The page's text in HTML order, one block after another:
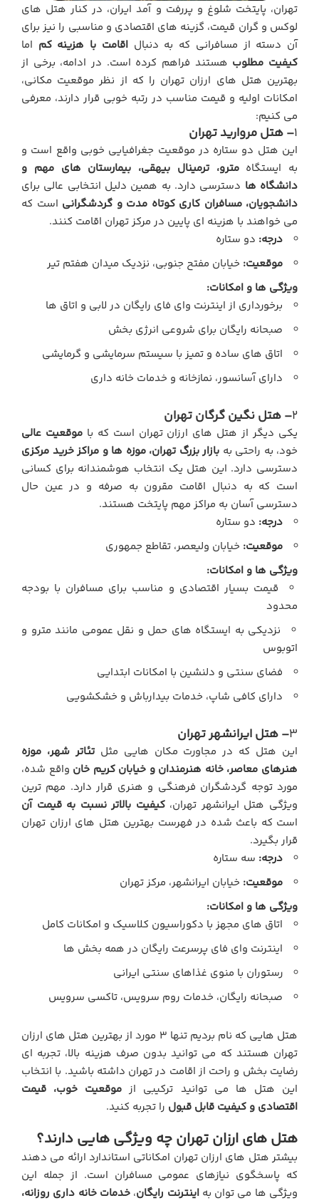
تهران، پایتخت شلوغ و پررفت و آمد ایران، در کنار هتل های
لوکس و گران قیمت، گزینه های اقتصادی و مناسبی را نیز برای
آن دسته از مسافرانی که به دنبالاقامت با هزینه کم اما
کیفیت مطلوب هستند فراهم کرده است. در ادامه، برخی از
بهترین هتل های ارزان تهران را که از نظر موقعیت مکانی،
امکانات اولیه و قیمت مناسب در رتبه خوبی قرار دارند، معرفی
می کنیم:
1– هتل مروارید تهران
این هتل دو ستاره در موقعیت جغرافیایی خوبی واقع است و
به ایستگاهمترو، ترمینال بیهقی، بیمارستان های مهم و
دانشگاه ها دسترسی دارد. به همین دلیل انتخابی عالی برای
دانشجویان، مسافران کاری کوتاه مدت و گردشگرانی است که
می خواهند با هزینه ای پایین در مرکز تهران اقامت کنند.
درجه: دو ستاره
موقعیت: خیابان مفتح جنوبی، نزدیک میدان هفتم تیر
ویژگی ها و امکانات:
برخورداری از اینترنت وای فای رایگان در لابی و اتاق ها
صبحانه رایگان برای شروعی انرژی بخش
اتاق های ساده و تمیز با سیستم سرمایشی و گرمایشی
دارای آسانسور، نمازخانه و خدمات خانه داری
2– هتل نگین گرگان تهران
یکی دیگر از هتل های ارزان تهران است که باموقعیت عالی
خود، به راحتی به بازار بزرگ تهران، موزه ها و مراکز خرید مرکزی
دسترسی دارد. این هتل یک انتخاب هوشمندانه برای کسانی
است که به دنبال اقامت مقرون به صرفه و در عین حال
دسترسی آسان به مراکز مهم پایتخت هستند.
درجه: دو ستاره
موقعیت: خیابان ولیعصر، تقاطع جمهوری
ویژگی ها و امکانات:
قیمت بسیار اقتصادی و مناسب برای مسافران با بودجه
محدود
نزدیکی به ایستگاه های حمل و نقل عمومی مانند مترو و
اتوبوس
فضای سنتی و دلنشین با امکانات ابتدایی
دارای کافی شاپ، خدمات بیدارباش و خشکشویی
3– هتل ایرانشهر تهران
این هتل که در مجاورت مکان هایی مثلتئاتر شهر، موزه
هنرهای معاصر، خانه هنرمندان و خیابان کریم خان واقع شده،
مورد توجه گردشگران فرهنگی و هنری قرار دارد. مهم ترین
ویژگی هتل ایرانشهر تهران،کیفیت بالاتر نسبت به قیمت آن
است که باعث شده در فهرست بهترین هتل های ارزان تهران
قرار بگیرد.
درجه: سه ستاره
موقعیت: خیابان ایرانشهر، مرکز تهران
ویژگی ها و امکانات:
اتاق های مجهز با دکوراسیون کلاسیک و امکانات کامل
اینترنت وای فای پرسرعت رایگان در همه بخش ها
رستوران با منوی غذاهای سنتی ایرانی
صبحانه رایگان، خدمات روم سرویس، تاکسی سرویس
هتل هایی که نام بردیم تنها 3 مورد از بهترین هتل های ارزان
تهران هستند که می توانید بدون صرف هزینه بالا، تجربه ای
رضایت بخش و راحت از اقامت در تهران داشته باشید. با انتخاب
این هتل ها می توانید ترکیبی از موقعیت خوب، قیمت
اقتصادی و کیفیت قابل قبول را تجربه کنید.
هتل های ارزان تهران چه ویژگی هایی دارند؟
بیشتر هتل های ارزان تهران امکاناتی استاندارد ارائه می دهند
که پاسخگوی نیازهای عمومی مسافران است. از جمله این
ویژگی ها می توان بهاینترنت رایگان،خدمات خانه داری روزانه،